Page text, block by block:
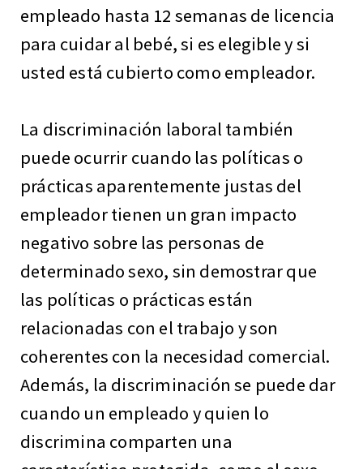
empleado hasta 12 semanas de licencia
para cuidar al bebé, si es elegible y si
usted está cubierto como empleador.
La discriminación laboral también
puede ocurrir cuando las políticas o
prácticas aparentemente justas del
empleador tienen un gran impacto
negativo sobre las personas de
determinado sexo, sin demostrar que
las políticas o prácticas están
relacionadas con el trabajo y son
coherentes con la necesidad comercial.
Además, la discriminación se puede dar
cuando un empleado y quien lo
discrimina comparten una